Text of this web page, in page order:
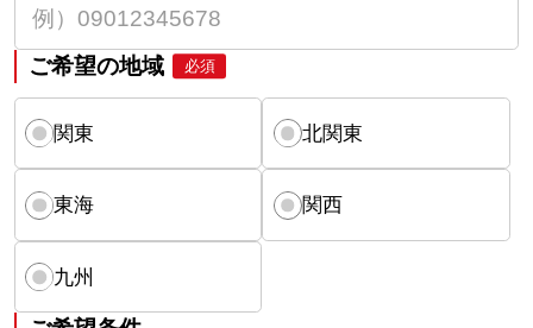
ご希望の地域 必須
関東 北関東
東海 関西
九州